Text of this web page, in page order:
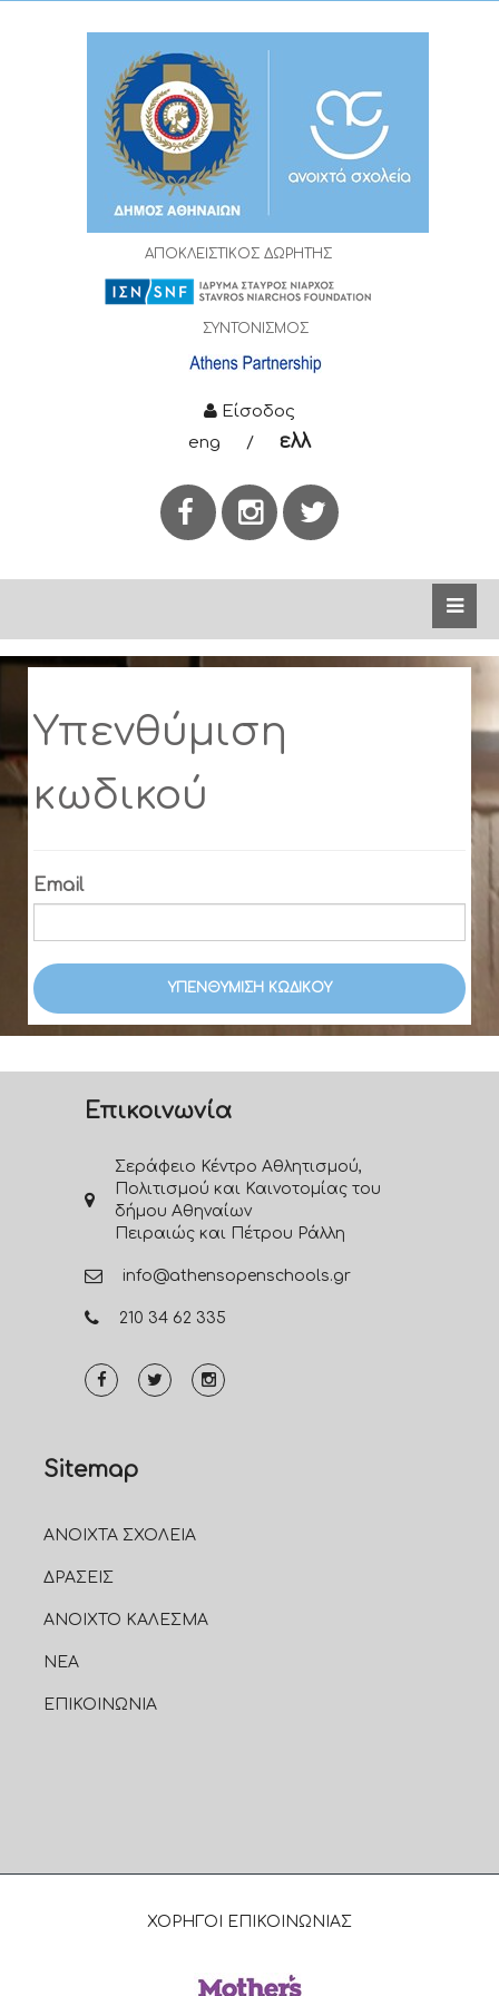
ΑΠΟΚΛΕΙΣΤΙΚΟΣ ΔΩΡΗΤΗΣ
ΣΥΝΤΟΝΙΣΜΟΣ
Είσοδος
eng
/ ελλ
Υπενθύμιση
κωδικού
Email
ΥΠΕΝΘΎΜΙΣΗ ΚΩΔΙΚΟΎ
Επικοινωνία
Σεράφειο Κέντρο Αθλητισμού,
Πολιτισμού και Καινοτομίας του
δήμου Αθηναίων
Πειραιώς και Πέτρου Ράλλη
info@athensopenschools.gr
210 34 62 335
Sitemap
ΑΝΟΙΧΤΑ ΣΧΟΛΕΙΑ
ΔΡΑΣΕΙΣ
ΑΝΟΙΧΤΟ ΚΑΛΕΣΜΑ
ΝΕΑ
ΕΠΙΚΟΙΝΩΝΙΑ
ΧΟΡΗΓΟΙ ΕΠΙΚΟΙΝΩΝΙΑΣ